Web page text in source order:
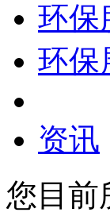
环保
环保
资讯
您目前